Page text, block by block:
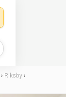
› Riksby ›